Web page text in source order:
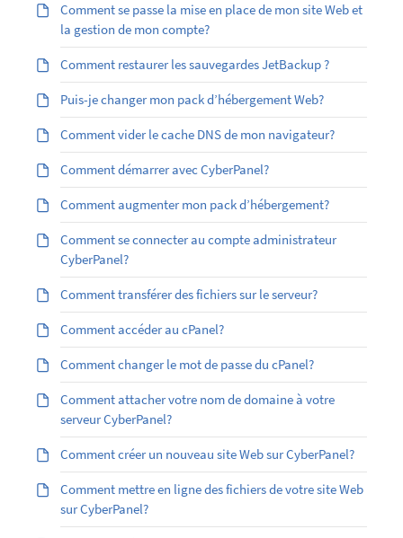
Comment se passe la mise en place de mon site Web et
la gestion de mon compte?
Comment restaurer les sauvegardes JetBackup ?
Puis-je changer mon pack d’hébergement Web?
Comment vider le cache DNS de mon navigateur?
Comment démarrer avec CyberPanel?
Comment augmenter mon pack d’hébergement?
Comment se connecter au compte administrateur
CyberPanel?
Comment transférer des fichiers sur le serveur?
Comment accéder au cPanel?
Comment changer le mot de passe du cPanel?
Comment attacher votre nom de domaine à votre
serveur CyberPanel?
Comment créer un nouveau site Web sur CyberPanel?
Comment mettre en ligne des fichiers de votre site Web
sur CyberPanel?